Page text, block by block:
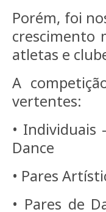
Porém, foi
crescimento
atletas e
A
vertentes:
• Individuais
Dance
• Pares
• Pares de